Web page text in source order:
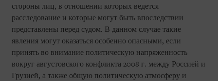
стороны лиц, в отношении которых ведется
расследование и которые могут быть впоследствии
представлены перед судом. В данном случае такие
явления могут оказаться особенно опасными, если
принять во внимание политическую напряженность
вокруг августовского конфликта 2008 г. между Россией и
Грузией, а также общую политическую атмосферу и